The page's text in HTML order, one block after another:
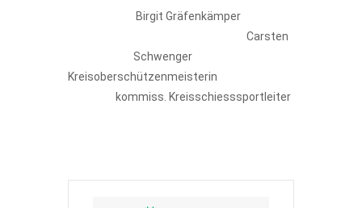
Birgit Gräfenkämper
Carsten
Schwenger
Kreisoberschützenmeisterin
kommiss. Kreisschiesssportleiter